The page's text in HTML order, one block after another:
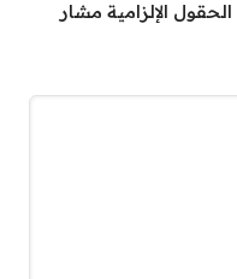
الحقول الإلزامية مشار